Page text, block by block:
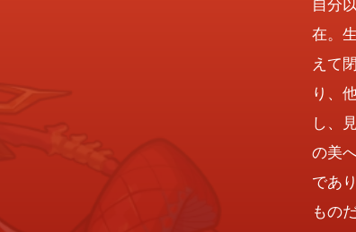
自分
在。
えて
り、
し、
の美
であ
もの